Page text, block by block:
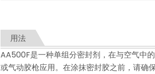
用法
AA500F是一种单组分密封剂，在与空气中
或气动胶枪应用。在涂抹密封胶之前，请确